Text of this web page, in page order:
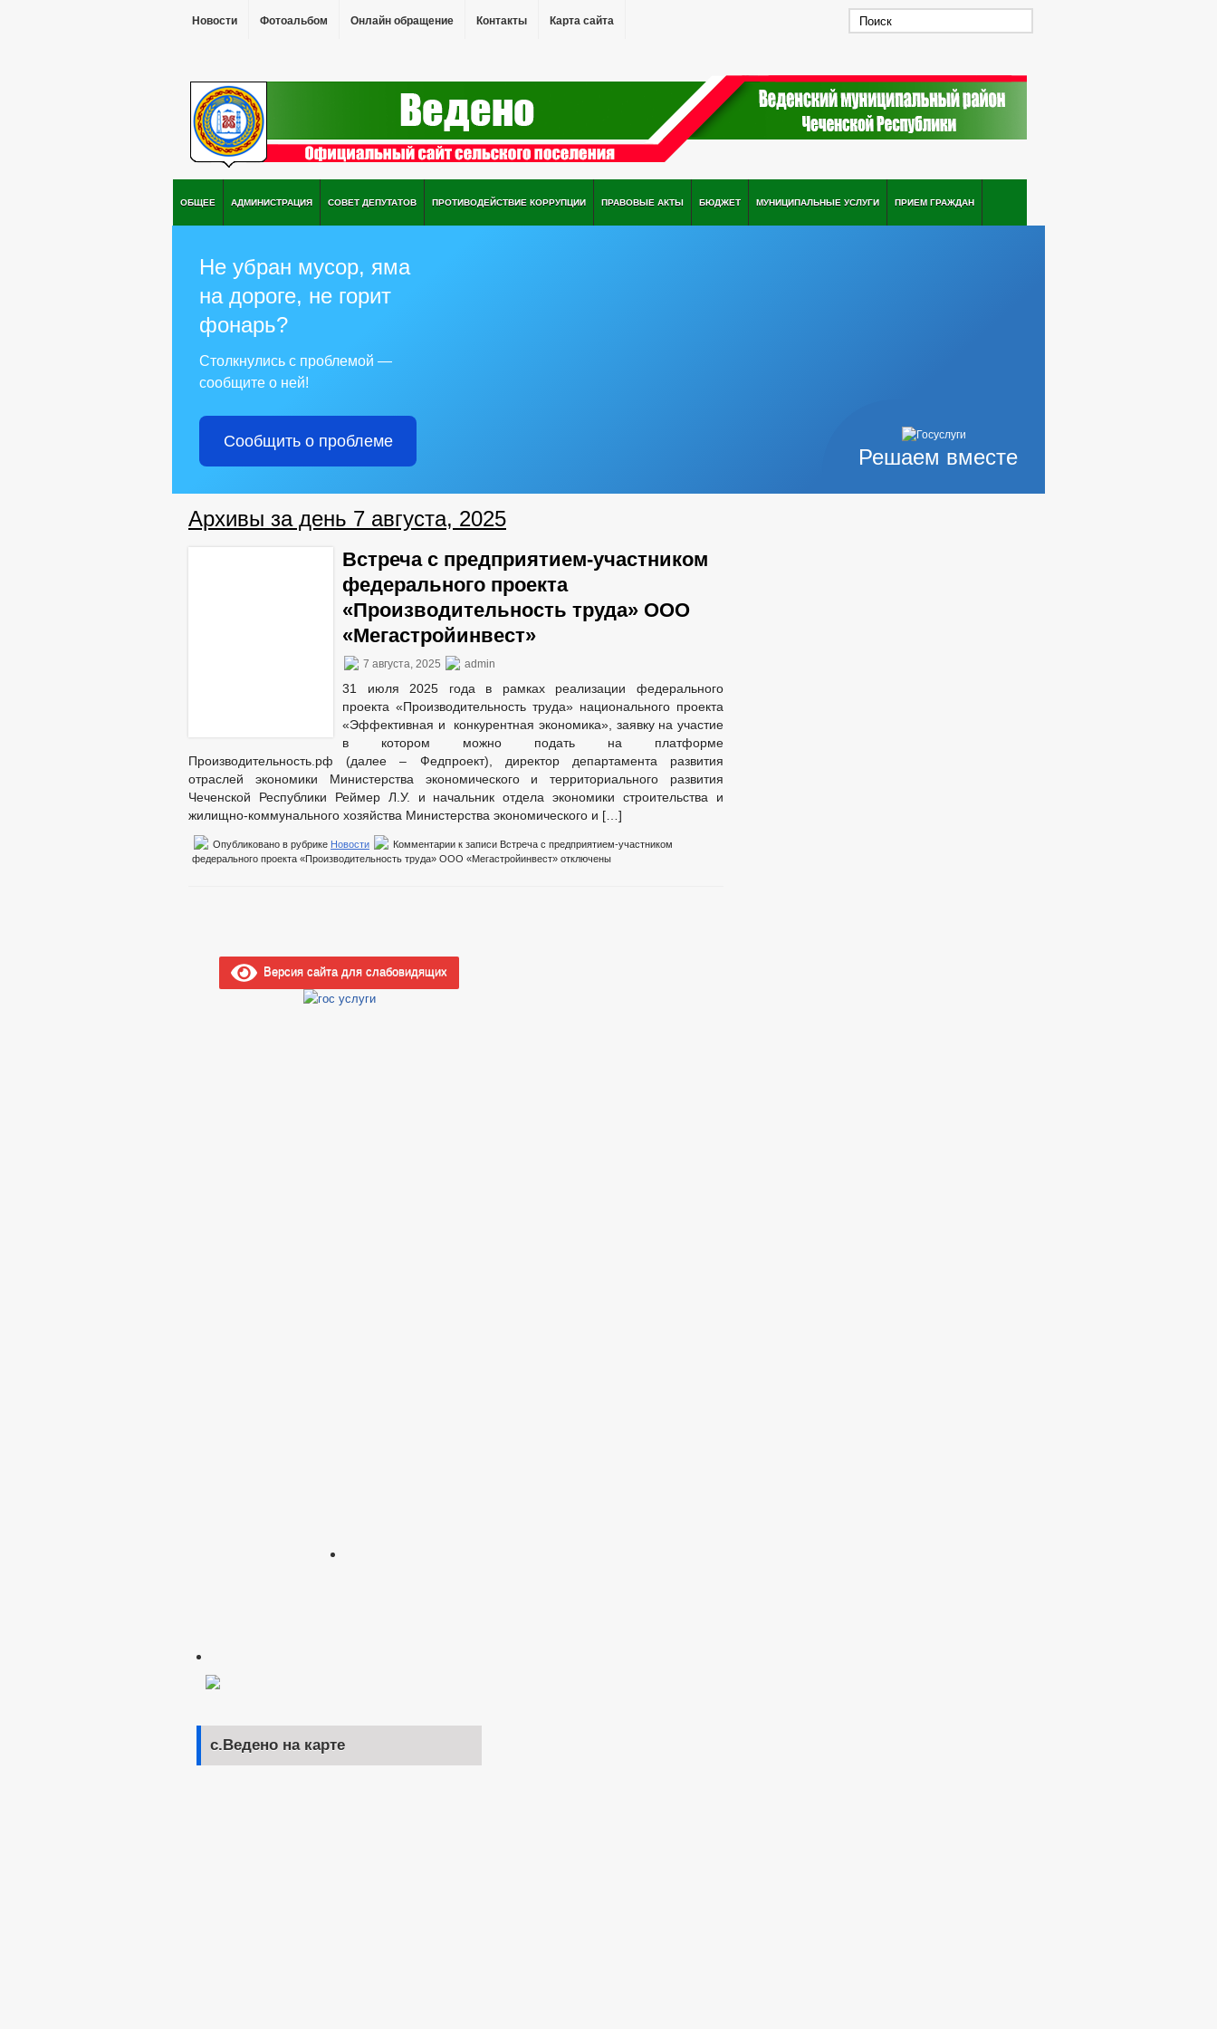
Новости Фотоальбом Онлайн обращение Контакты Карта сайта
ОБЩЕЕ АДМИНИСТРАЦИЯ СОВЕТ ДЕПУТАТОВ ПРОТИВОДЕЙСТВИЕ КОРРУПЦИИ ПРАВОВЫЕ АКТЫ БЮДЖЕТ МУНИЦИПАЛЬНЫЕ УСЛУГИ ПРИЕМ ГРАЖДАН
Решаем вместе
Не убран мусор, яма
на дороге, не горит
фонарь?
Столкнулись с проблемой —
сообщите о ней!
Сообщить о проблеме
Архивы за день 7 августа, 2025
Встреча с предприятием-участником
федерального проекта
«Производительность труда» ООО
«Мегастройинвест»
7 августа, 2025 admin
31 июля 2025 года в рамках реализации федерального
проекта «Производительность труда» национального проекта
«Эффективная и конкурентная экономика», заявку на участие
в котором можно подать на платформе
Производительность.рф (далее – Федпроект), директор департамента развития
отраслей экономики Министерства экономического и территориального развития
Чеченской Республики Реймер Л.У. и начальник отдела экономики строительства и
жилищно-коммунального хозяйства Министерства экономического и […]
Опубликовано в рубрике Новости Комментарии к записи Встреча с предприятием-участником
федерального проекта «Производительность труда» ООО «Мегастройинвест» отключены
Версия сайта для слабовидящих
с.Ведено на карте